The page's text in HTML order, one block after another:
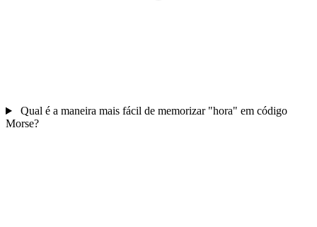
Qual é a maneira mais fácil de memorizar "hora" em código
Morse?